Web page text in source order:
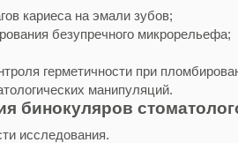
кариеса на эмали зубов;
безупречного микрорельефа;
герметичности при
манипуляций.
бинокуляров
исследования.